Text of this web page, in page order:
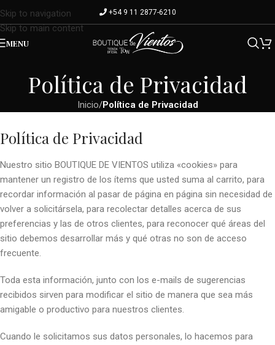
Skip to navigation
Skip to main content
+54 9 11 2877-6210
MENU
Política de Privacidad
Inicio/Política de Privacidad
Política de Privacidad
Nuestro sitio BOUTIQUE DE VIENTOS utiliza «cookies» para
mantener un registro de los ítems que usted suma al carrito, para
recordar información al pasar de página en página sin necesidad de
volver a solicitársela, para recolectar detalles acerca de sus
preferencias y las de otros clientes, para reconocer qué áreas del
sitio debemos desarrollar más y qué otras no son de acceso
frecuente.
Toda esta información, junto con los e-mails de sugerencias
recibidos sirven para modificar el sitio de manera que sea más
amigable o productivo para nuestros clientes.
Cuando le solicitamos sus datos personales, lo hacemos para